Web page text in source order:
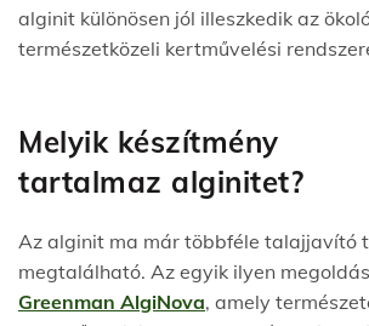
alginit különösen jól illeszkedik az
természetközeli kertművelési
Melyik készítmény
tartalmaz alginitet?
Az alginit ma már többféle talajjavító
megtalálható. Az egyik ilyen
Greenman AlgiNova, amely